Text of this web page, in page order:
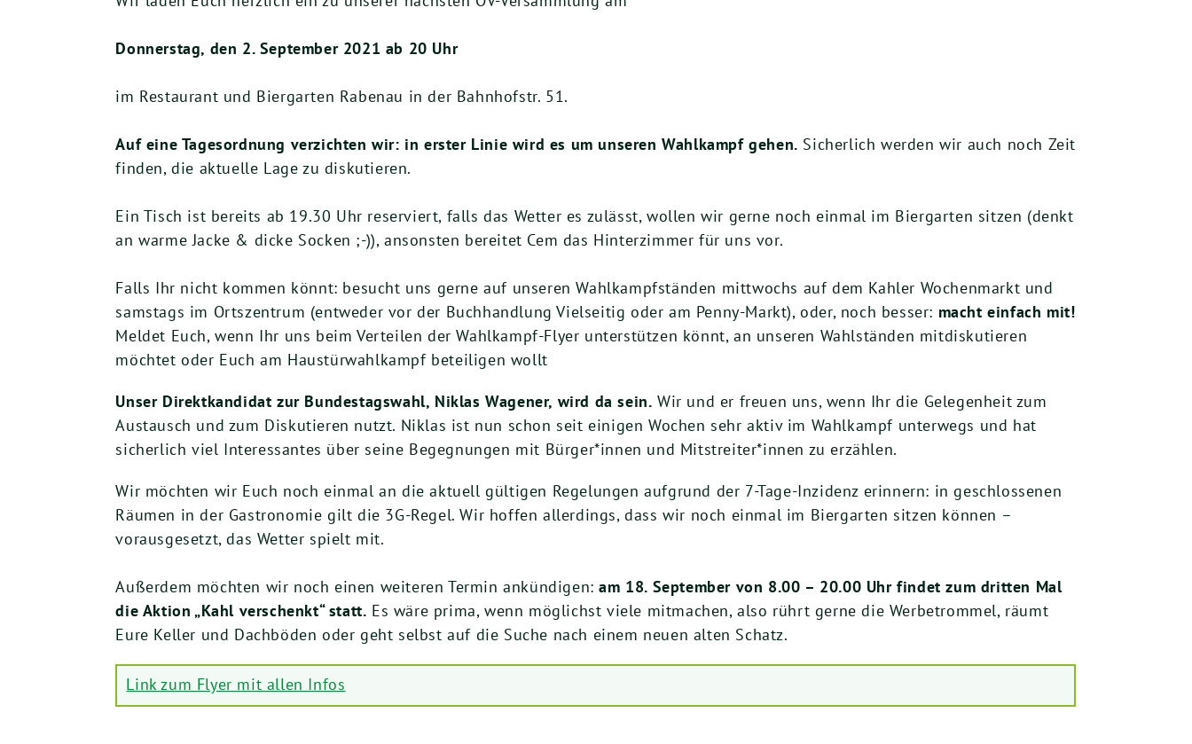
Donnerstag, den 2. September 2021 ab 20 Uhr
im Restaurant und Biergarten Rabenau in der Bahnhofstr. 51.
Auf eine Tagesordnung verzichten wir: in erster Linie wird es um unseren Wahlkampf gehen. Sicherlich werden wir auch noch Zeit
finden, die aktuelle Lage zu diskutieren.
Ein Tisch ist bereits ab 19.30 Uhr reserviert, falls das Wetter es zulässt, wollen wir gerne noch einmal im Biergarten sitzen (denkt
an warme Jacke & dicke Socken ;-)), ansonsten bereitet Cem das Hinterzimmer für uns vor.
Falls Ihr nicht kommen könnt: besucht uns gerne auf unseren Wahlkampfständen mittwochs auf dem Kahler Wochenmarkt und
samstags im Ortszentrum (entweder vor der Buchhandlung Vielseitig oder am Penny-Markt), oder, noch besser: macht einfach mit!
Meldet Euch, wenn Ihr uns beim Verteilen der Wahlkampf-Flyer unterstützen könnt, an unseren Wahlständen mitdiskutieren
möchtet oder Euch am Haustürwahlkampf beteiligen wollt
Unser Direktkandidat zur Bundestagswahl, Niklas Wagener, wird da sein. Wir und er freuen uns, wenn Ihr die Gelegenheit zum
Austausch und zum Diskutieren nutzt. Niklas ist nun schon seit einigen Wochen sehr aktiv im Wahlkampf unterwegs und hat
sicherlich viel Interessantes über seine Begegnungen mit Bürger*innen und Mitstreiter*innen zu erzählen.
Wir möchten wir Euch noch einmal an die aktuell gültigen Regelungen aufgrund der 7-Tage-Inzidenz erinnern: in geschlossenen
Räumen in der Gastronomie gilt die 3G-Regel. Wir hoffen allerdings, dass wir noch einmal im Biergarten sitzen können –
vorausgesetzt, das Wetter spielt mit.
Außerdem möchten wir noch einen weiteren Termin ankündigen:am 18. September von 8.00 – 20.00 Uhr findet zum dritten Mal
die Aktion „Kahl verschenkt“ statt. Es wäre prima, wenn möglichst viele mitmachen, also rührt gerne die Werbetrommel, räumt
Eure Keller und Dachböden oder geht selbst auf die Suche nach einem neuen alten Schatz.
Link zum Flyer mit allen Infos